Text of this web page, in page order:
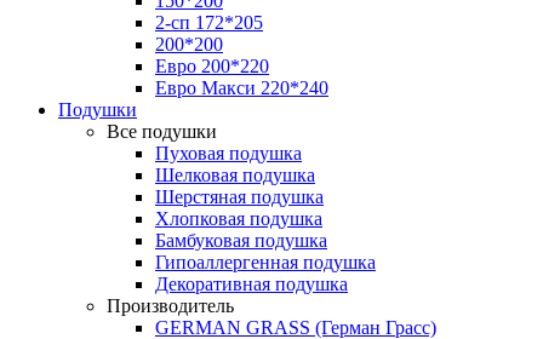
2-сп 172*205
200*200
Евро 200*220
Евро Макси 220*240
Подушки
Все подушки
Пуховая подушка
Шелковая подушка
Шерстяная подушка
Хлопковая подушка
Бамбуковая подушка
Гипоаллергенная подушка
Декоративная подушка
Производитель
GERMAN GRASS (Герман Грасс)